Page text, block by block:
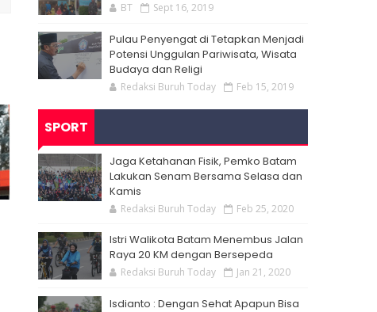
BT Sept 16, 2019
Pulau Penyengat di Tetapkan Menjadi
Potensi Unggulan Pariwisata, Wisata
Budaya dan Religi
Redaksi Buruh Today Feb 15, 2019
SPORT
Jaga Ketahanan Fisik, Pemko Batam
Lakukan Senam Bersama Selasa dan
Kamis
Redaksi Buruh Today Feb 25, 2020
Istri Walikota Batam Menembus Jalan
Raya 20 KM dengan Bersepeda
Redaksi Buruh Today Jan 21, 2020
Isdianto : Dengan Sehat Apapun Bisa